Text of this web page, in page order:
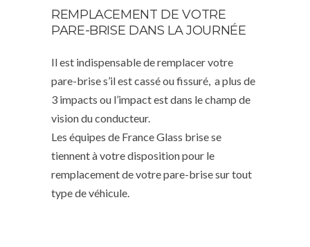
REMPLACEMENT DE VOTRE
PARE-BRISE DANS LA JOURNÉE
Il est indispensable de remplacer votre
pare-brise s’il est cassé ou fissuré, a plus de
3 impacts ou l’impact est dans le champ de
vision du conducteur.
Les équipes de France Glass brise se
tiennent à votre disposition pour le
remplacement de votre pare-brise sur tout
type de véhicule.